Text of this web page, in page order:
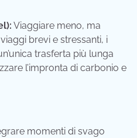
Viaggiare meno, ma
brevi e stressanti, i
trasferta più lunga
l’impronta di carbonio e
momenti di svago